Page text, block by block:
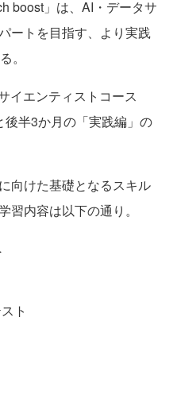
boost」は、AI・データサ
ートを目指す、より実践
。
イエンティストコース
半3か月の「実践編」の
向けた基礎となるスキル
習内容は以下の通り。
ト